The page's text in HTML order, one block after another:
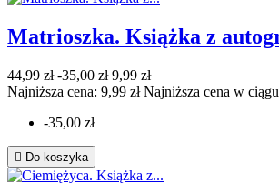
Matrioszka. Książka z
44,99 zł -35,00 zł 9,99 zł
Najniższa cena: 9,99 złNajniższa cena w
-35,00 zł
 Do koszyka